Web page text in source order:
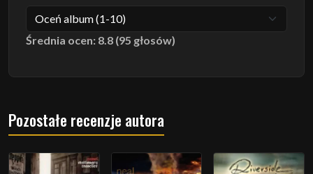
Średnia ocen: 8.8 (95 głosów)
Pozostałe recenzje autora